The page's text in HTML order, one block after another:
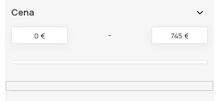
t
o
Cena
€
0 €
745